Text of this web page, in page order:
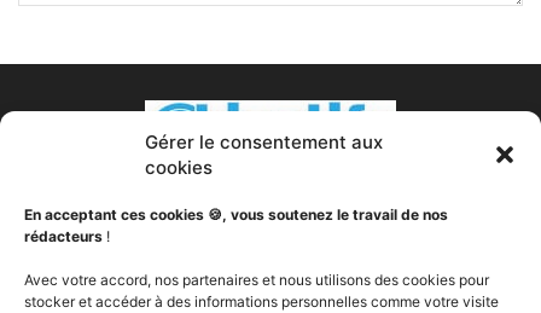
À PROPOS DE NOUS
Gérer le consentement aux
cookies
En acceptant ces cookies 🍪, vous soutenez le travail de nos
rédacteurs !
Avec votre accord, nos partenaires et nous utilisons des cookies pour
stocker et accéder à des informations personnelles comme votre visite